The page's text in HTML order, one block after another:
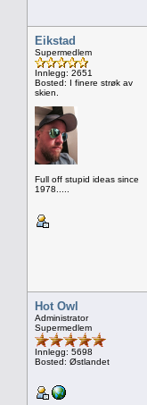
Eikstad
Supermedlem
Innlegg: 2651
Bosted: I finere strøk av
skien.
Full off stupid ideas since
1978.....
Hot Owl
Administrator
Supermedlem
Innlegg: 5698
Bosted: Østlandet